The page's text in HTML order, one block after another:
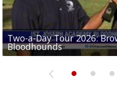
Two-a-Day Tour 2026:
Bloodhounds
Two-a-Day Tour 2026: St.
Bloodhounds
Two-a-Day Tour 2026:
Sit-down interview with
Tavian Cord
Two-a-Day Tour 2026: